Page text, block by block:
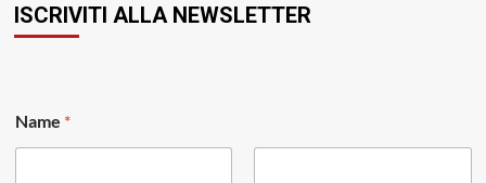
ISCRIVITI ALLA NEWSLETTER
Name *